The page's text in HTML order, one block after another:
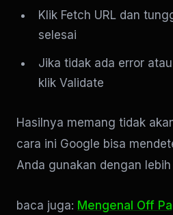
Klik Fetch URL dan
selesai
Jika tidak ada error
klik Validate
Hasilnya memang tidak
cara ini Google bisa
Anda gunakan dengan
baca juga: Mengenal Off